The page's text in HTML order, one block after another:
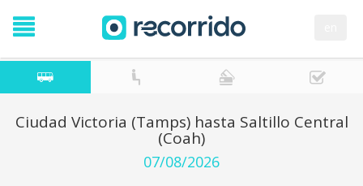
Ciudad Victoria (Tamps) hasta Saltillo Central
(Coah)
07/08/2026